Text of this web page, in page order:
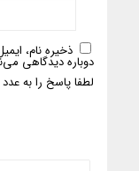
ذخیره نام،
دوباره دیدگاهی
لطفا پاسخ را به